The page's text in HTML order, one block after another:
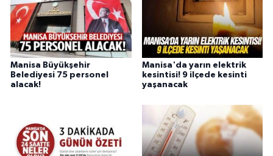
Manisa Büyükşehir
Belediyesi 75 personel
alacak!
Manisa'da yarın elektrik
kesintisi! 9 ilçede kesinti
yaşanacak